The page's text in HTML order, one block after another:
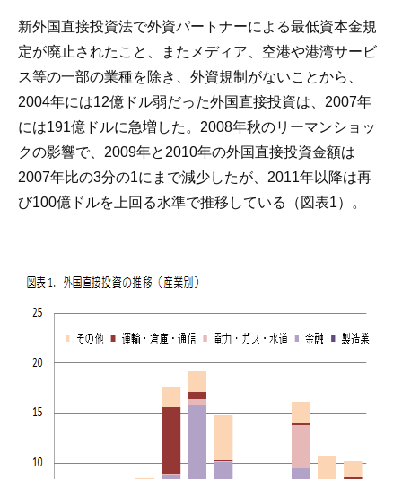
新外国直接投資法で外資パートナーによる最低資本金規
定が廃止されたこと、またメディア、空港や港湾サービ
ス等の一部の業種を除き、外資規制がないことから、
2004年には12億ドル弱だった外国直接投資は、2007年
には191億ドルに急増した。2008年秋のリーマンショッ
クの影響で、2009年と2010年の外国直接投資金額は
2007年比の3分の1にまで減少したが、2011年以降は再
び100億ドルを上回る水準で推移している（図表1）。